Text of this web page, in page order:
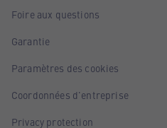
Foire aux questions
Garantie
Paramètres des cookies
Coordonnées d'entreprise
Privacy protection